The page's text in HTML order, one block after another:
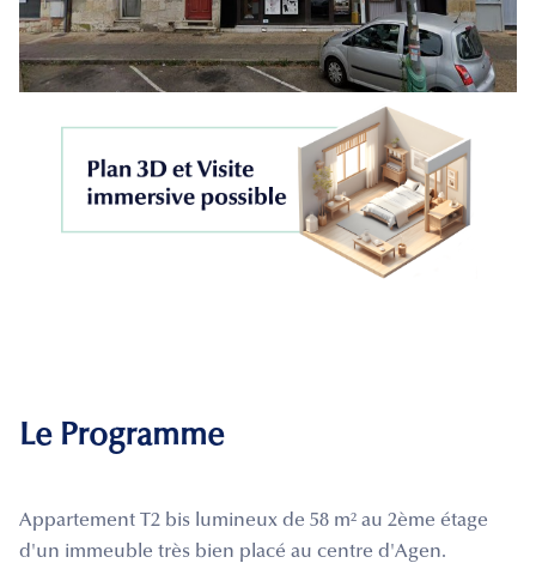
Le Programme
Appartement T2 bis lumineux de 58 m² au 2ème étage
d'un immeuble très bien placé au centre d'Agen.